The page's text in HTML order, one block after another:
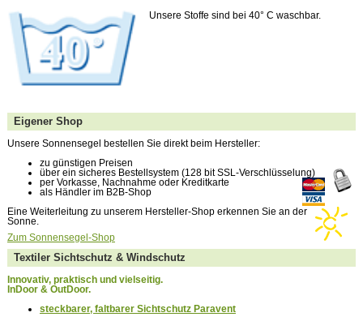
Unsere Stoffe sind bei 40° C waschbar.
Eigener Shop
Unsere Sonnensegel bestellen Sie direkt beim Hersteller:
zu günstigen Preisen
über ein sicheres Bestellsystem (128 bit SSL-Verschlüsselung)
per Vorkasse, Nachnahme oder Kreditkarte
als Händler im B2B-Shop
Eine Weiterleitung zu unserem Hersteller-Shop erkennen Sie an der
Sonne.
Zum Sonnensegel-Shop
Textiler Sichtschutz & Windschutz
Innovativ, praktisch und vielseitig.
InDoor & OutDoor.
steckbarer, faltbarer Sichtschutz Paravent